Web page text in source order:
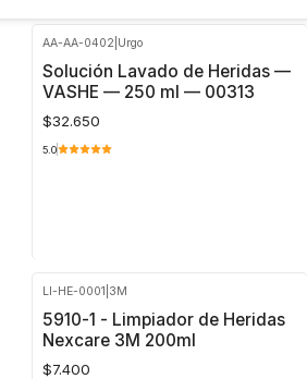
AA-AA-0402 Urgo
Solución Lavado de Heridas —
VASHE — 250 ml — 00313
$32.650
5.0
LI-HE-0001 3M
5910-1 - Limpiador de Heridas
Nexcare 3M 200ml
$7.400